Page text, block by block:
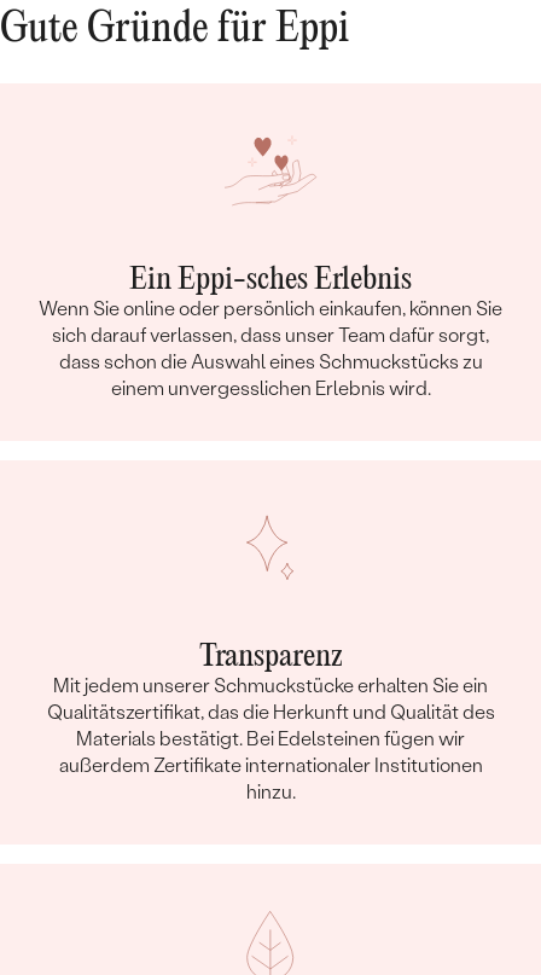
ANZAHL:
4
0.019 ct
SI3
G-H
Gute Gründe für Eppi
Ein Eppi-sches Erlebnis
Wenn Sie online oder persönlich einkaufen, können Sie
sich darauf verlassen, dass unser Team dafür sorgt,
dass schon die Auswahl eines Schmuckstücks zu
einem unvergesslichen Erlebnis wird.
Transparenz
Mit jedem unserer Schmuckstücke erhalten Sie ein
Qualitätszertifikat, das die Herkunft und Qualität des
Materials bestätigt. Bei Edelsteinen fügen wir
außerdem Zertifikate internationaler Institutionen
hinzu.